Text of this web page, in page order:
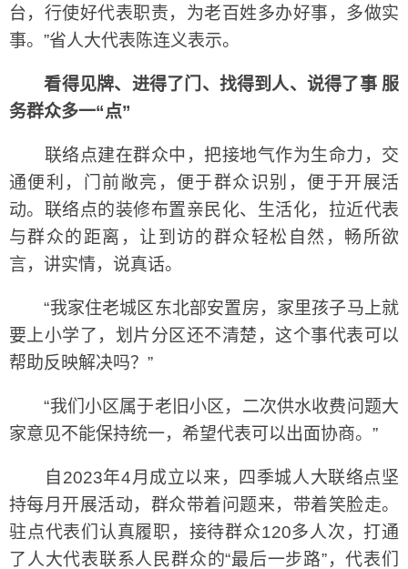
台，行使好代表职责，为老百姓多办好事，多做实
事。”省人大代表陈连义表示。
看得见牌、进得了门、找得到人、说得了事 服
务群众多一“点”
联络点建在群众中，把接地气作为生命力，交
通便利，门前敞亮，便于群众识别，便于开展活
动。联络点的装修布置亲民化、生活化，拉近代表
与群众的距离，让到访的群众轻松自然，畅所欲
言，讲实情，说真话。
“我家住老城区东北部安置房，家里孩子马上就
要上小学了，划片分区还不清楚，这个事代表可以
帮助反映解决吗？”
“我们小区属于老旧小区，二次供水收费问题大
家意见不能保持统一，希望代表可以出面协商。”
自2023年4月成立以来，四季城人大联络点坚
持每月开展活动，群众带着问题来，带着笑脸走。
驻点代表们认真履职，接待群众120多人次，打通
了人大代表联系人民群众的“最后一步路”，代表们